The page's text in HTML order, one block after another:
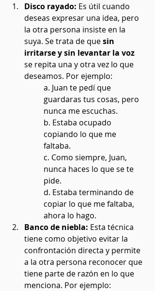
Disco rayado: Es útil cuando
deseas expresar una idea, pero
la otra persona insiste en la
suya. Se trata de que sin
irritarse y sin levantar la voz
se repita una y otra vez lo que
deseamos. Por ejemplo:
a. Juan te pedí que
guardaras tus cosas, pero
nunca me escuchas.
b. Estaba ocupado
copiando lo que me
faltaba.
c. Como siempre, Juan,
nunca haces lo que se te
pide.
d. Estaba terminando de
copiar lo que me faltaba,
ahora lo hago.
Banco de niebla: Esta técnica
tiene como objetivo evitar la
confrontación directa y permite
a la otra persona reconocer que
tiene parte de razón en lo que
menciona. Por ejemplo: